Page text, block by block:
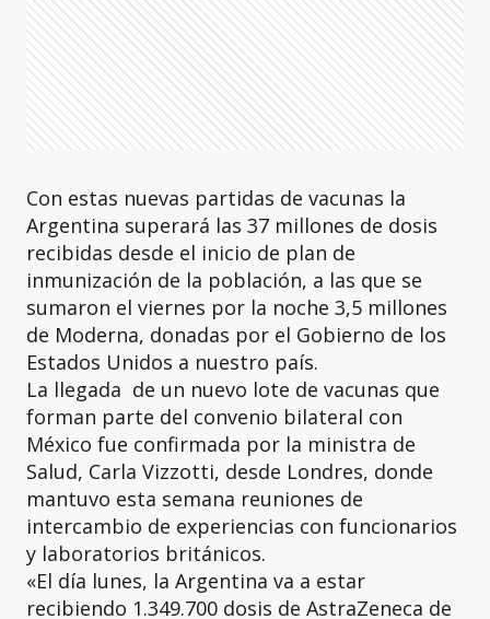
Con estas nuevas partidas de vacunas la
Argentina superará las 37 millones de dosis
recibidas desde el inicio de plan de
inmunización de la población, a las que se
sumaron el viernes por la noche 3,5 millones
de Moderna, donadas por el Gobierno de los
Estados Unidos a nuestro país.
La llegada de un nuevo lote de vacunas que
forman parte del convenio bilateral con
México fue confirmada por la ministra de
Salud, Carla Vizzotti, desde Londres, donde
mantuvo esta semana reuniones de
intercambio de experiencias con funcionarios
y laboratorios británicos.
«El día lunes, la Argentina va a estar
recibiendo 1.349.700 dosis de AstraZeneca de